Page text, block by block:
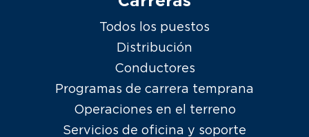
Todos los puestos
Distribución
Conductores
Programas de carrera temprana
Operaciones en el terreno
Servicios de oficina y soporte